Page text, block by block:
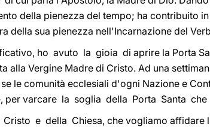
della pienezza del tempo; ha contribuito
della sua pienezza nell'Incarnazione del
ho avuto la gioia di aprire la Porta
alla Vergine Madre di Cristo. Ad una
le comunità ecclesiali d'ogni Nazione e
per varcare la soglia della Porta Santa
e della Chiesa, che vogliamo affidare